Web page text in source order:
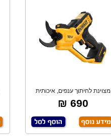
מצוינת לחיתוך ענפים, איכותית
וחזקה. כושר
690 ₪